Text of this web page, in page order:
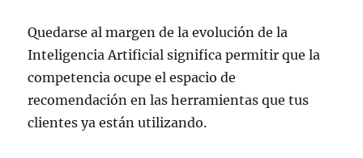
Quedarse al margen de la evolución de la
Inteligencia Artificial significa permitir que la
competencia ocupe el espacio de
recomendación en las herramientas que tus
clientes ya están utilizando.